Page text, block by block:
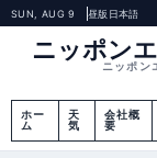
SUN, AUG 9 昼版 日本語
ニッポン
ニッポン
ホー
ム
天
気
会社概
要